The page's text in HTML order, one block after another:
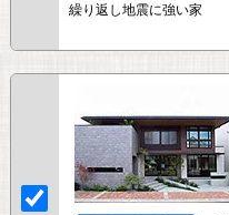
繰り返し地震に強い家